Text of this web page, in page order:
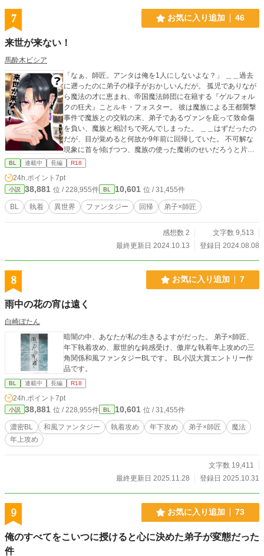
7 お気に入り追加 46
来世が来ない！
馬酔木ビシア
「なぁ、師匠。アンタは俺を1人にしないよな？」 ＿＿過去
に遡ったのに弟子の様子がおかしいんだが。 孤児でありなが
ら魔法の才に恵まれ、帝国魔法師団に在籍する『ゲルフォル
クの狂犬』ことルキ・フォスター。 彼は魔族による王都襲撃
事件で魔族との交戦の末、弟子であるヴァンを庇って致命傷
を負い、魔族と相討ちで死んでしまった。 ＿＿はずだったの
だが、目が覚めると何故か9年前に回帰していた。 不可解な
現象に首を傾げつつ、魔族の使った魔術のせいだろうと片付
けたルキは、なんとか回帰前と同じ人生を歩もうと再びヴァ
ンの元に向かおうとするが、初めて会うはずの弟子の様子が
おかしく…？ 「師匠、師匠……どこにも行かないでくださ
い。そばにいてください」 「師匠、俺のこと大事ですか。ず
っと俺と居てくれますか」 「アンタのせいだ。アンタのせい
で俺はこうなっちまったんだ」 「当然、俺の責任取ってくれ
┈┈┈┈┈┈┈┈┈┈┈┈┈┈┈┈┈┈┈┈┈ タイトルが全
ての弟子✖️師匠の回帰モノファンタジーです。 他サイト(エブ
てくださると幸いです。 気分転換に始めておりますので、殆
ど趣味です。同じような好みの方がもしいらっしゃれば暇つ
ぶしにお読み頂ければと思いますが、基本的には自己満足・
自給自足の精神ですので突然更新したりしなくなったりしま
BL 連載中 長編 R18
24h.ポイント 7pt
小説 38,881 位 / 228,955件 BL 10,601 位 / 31,455件
BL 執着 異世界 ファンタジー 回帰 弟子×師匠
感想数 2
文字数 9,513
最終更新日 2024.10.13
登録日 2024.08.08
8 お気に入り追加 7
雨中の花の宵は遠く
白崎ぼたん
暗闇の中、あなたが私の生きるよすがだった。 弟子×師匠、
年下執着攻め、厭世的な鈍感受け、傲岸な執着年上攻めの三
角関係和風ファンタジーBLです。 BL小説大賞エントリー作
品です。
BL 連載中 長編 R18
24h.ポイント 7pt
小説 38,881 位 / 228,955件 BL 10,601 位 / 31,455件
濃密BL 和風ファンタジー 執着攻め 年下攻め 弟子×師匠
魔法
年上攻め
文字数 19,411
最終更新日 2025.11.28
登録日 2025.10.31
9 お気に入り追加 73
俺のすべてをこいつに授けると心に決めた弟子が変態だった
件